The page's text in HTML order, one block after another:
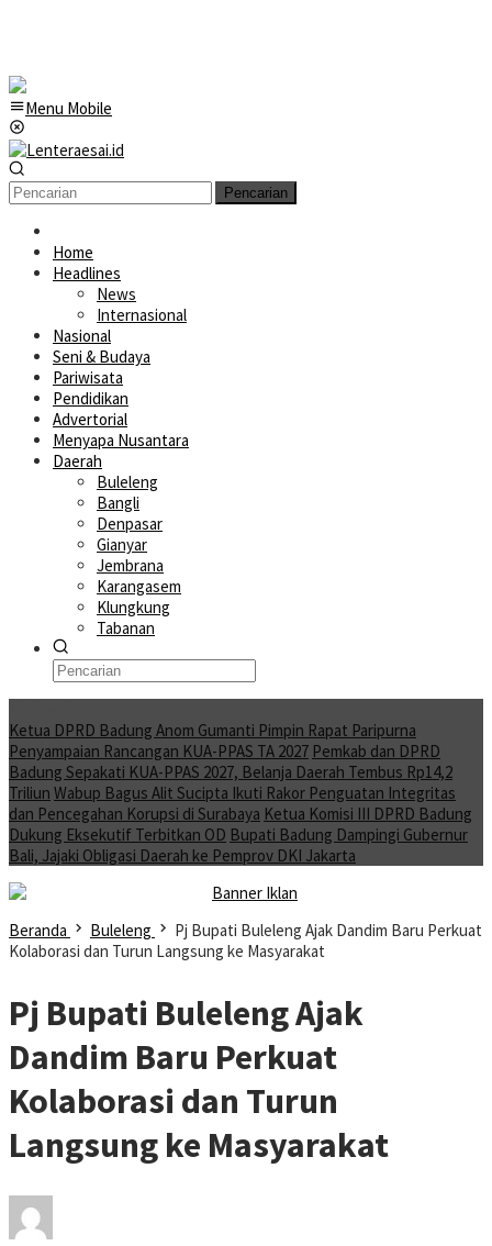
Menu Mobile
Pencarian
Home
Headlines
News
Internasional
Nasional
Seni & Budaya
Pariwisata
Pendidikan
Advertorial
Menyapa Nusantara
Daerah
Buleleng
Bangli
Denpasar
Gianyar
Jembrana
Karangasem
Klungkung
Tabanan
Ketua DPRD Badung Anom Gumanti Pimpin Rapat Paripurna
Penyampaian Rancangan KUA-PPAS TA 2027 Pemkab dan DPRD
Badung Sepakati KUA-PPAS 2027, Belanja Daerah Tembus Rp14,2
Triliun Wabup Bagus Alit Sucipta Ikuti Rakor Penguatan Integritas
dan Pencegahan Korupsi di Surabaya Ketua Komisi III DPRD Badung
Dukung Eksekutif Terbitkan OD Bupati Badung Dampingi Gubernur
Bali, Jajaki Obligasi Daerah ke Pemprov DKI Jakarta
Beranda Buleleng
Pj Bupati Buleleng Ajak Dandim Baru Perkuat
Kolaborasi dan Turun Langsung ke Masyarakat
Pj Bupati Buleleng Ajak
Dandim Baru Perkuat
Kolaborasi dan Turun
Langsung ke Masyarakat